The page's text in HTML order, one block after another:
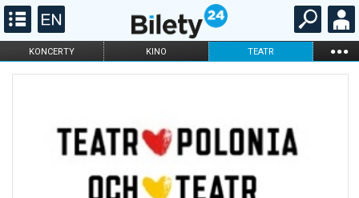
KONCERTY KINO TEATR ...
FILHARMONIA OPERA I BALET